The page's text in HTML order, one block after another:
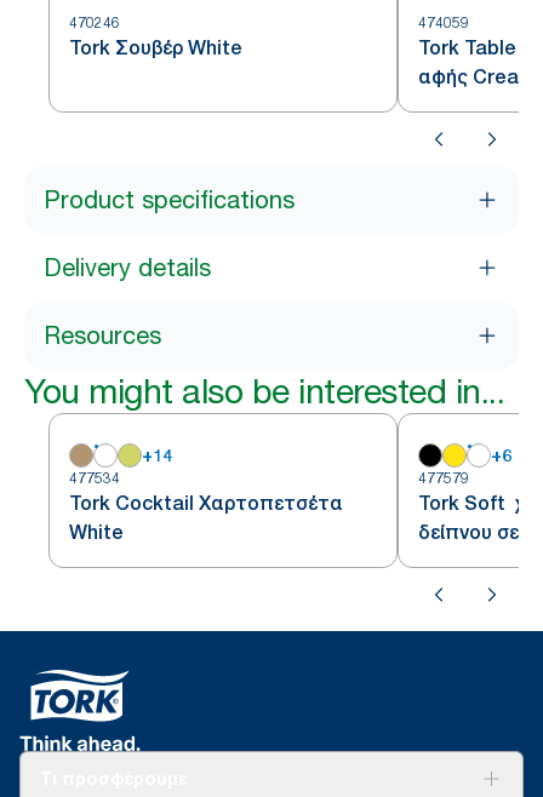
470246
Tork Σουβέρ White
474059
Tork Table
αφής Cream
Product specifications
Delivery details
Resources
You might also be interested in...
+14
477534
Tork Cocktail Χαρτοπετσέτα
White
+6
477579
Tork Soft
δείπνου σε
κατά το 1/8